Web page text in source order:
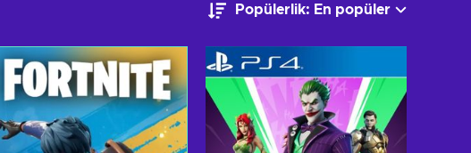
Popülerlik: En popüler